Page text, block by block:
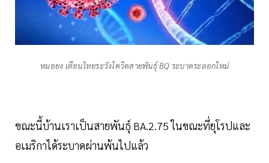
หมอยง เตือนไทยระวังโควิดสายพันธุ์ BQ ระบาดระลอกใหม่
ขณะนี้บ้านเราเป็นสายพันธุ์ BA.2.75 ในขณะที่ยุโรปและ
อเมริกาได้ระบาดผ่านพ้นไปแล้ว